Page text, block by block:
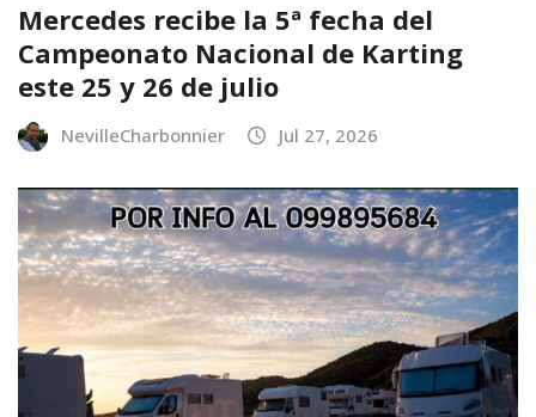
Mercedes recibe la 5ª fecha del
Campeonato Nacional de Karting
este 25 y 26 de julio
NevilleCharbonnier Jul 27, 2026